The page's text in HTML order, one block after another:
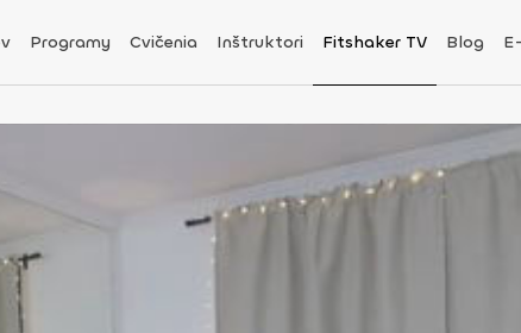
Programy Cvičenia Inštruktori Fitshaker TV Blog